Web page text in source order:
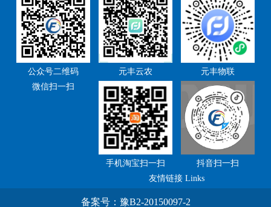
公众号二维码
微信扫一扫
元丰云农 元丰物联
手机淘宝扫一扫
抖音扫一扫
友情链接 Links
备案号： 豫B2-20150097-2